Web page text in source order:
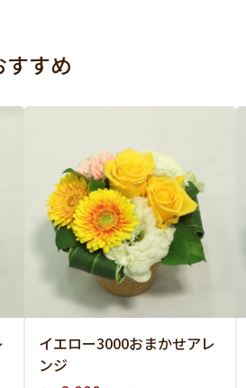
すめ
イエロー3000おまかせアレ
ンジ